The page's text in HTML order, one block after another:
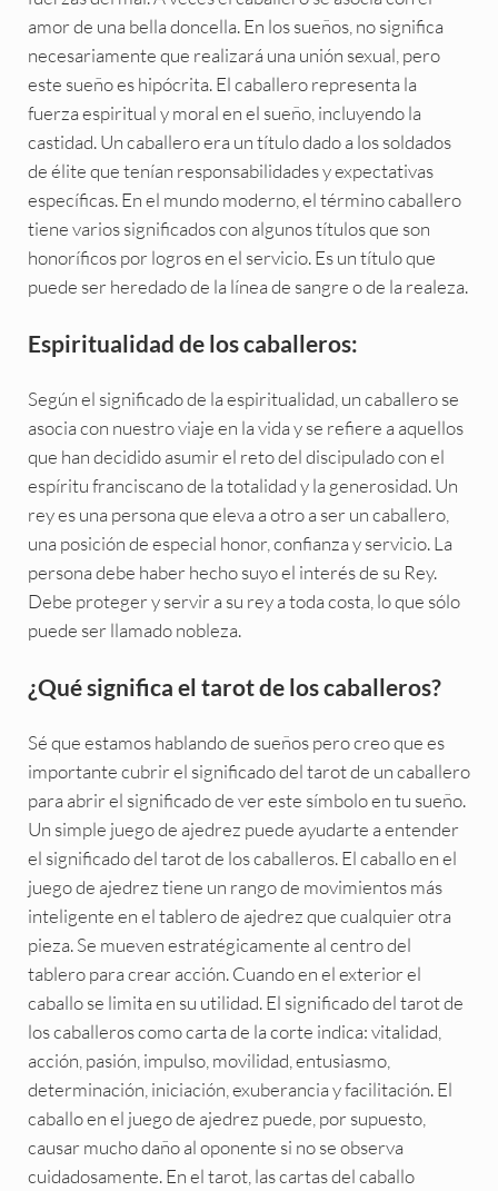
amor de una bella doncella. En los sueños, no significa
necesariamente que realizará una unión sexual, pero
este sueño es hipócrita. El caballero representa la
fuerza espiritual y moral en el sueño, incluyendo la
castidad. Un caballero era un título dado a los soldados
de élite que tenían responsabilidades y expectativas
específicas. En el mundo moderno, el término caballero
tiene varios significados con algunos títulos que son
honoríficos por logros en el servicio. Es un título que
puede ser heredado de la línea de sangre o de la realeza.
Espiritualidad de los caballeros:
Según el significado de la espiritualidad, un caballero se
asocia con nuestro viaje en la vida y se refiere a aquellos
que han decidido asumir el reto del discipulado con el
espíritu franciscano de la totalidad y la generosidad. Un
rey es una persona que eleva a otro a ser un caballero,
una posición de especial honor, confianza y servicio. La
persona debe haber hecho suyo el interés de su Rey.
Debe proteger y servir a su rey a toda costa, lo que sólo
puede ser llamado nobleza.
¿Qué significa el tarot de los caballeros?
Sé que estamos hablando de sueños pero creo que es
importante cubrir el significado del tarot de un caballero
para abrir el significado de ver este símbolo en tu sueño.
Un simple juego de ajedrez puede ayudarte a entender
el significado del tarot de los caballeros. El caballo en el
juego de ajedrez tiene un rango de movimientos más
inteligente en el tablero de ajedrez que cualquier otra
pieza. Se mueven estratégicamente al centro del
tablero para crear acción. Cuando en el exterior el
caballo se limita en su utilidad. El significado del tarot de
los caballeros como carta de la corte indica: vitalidad,
acción, pasión, impulso, movilidad, entusiasmo,
determinación, iniciación, exuberancia y facilitación. El
caballo en el juego de ajedrez puede, por supuesto,
causar mucho daño al oponente si no se observa
cuidadosamente. En el tarot, las cartas del caballo